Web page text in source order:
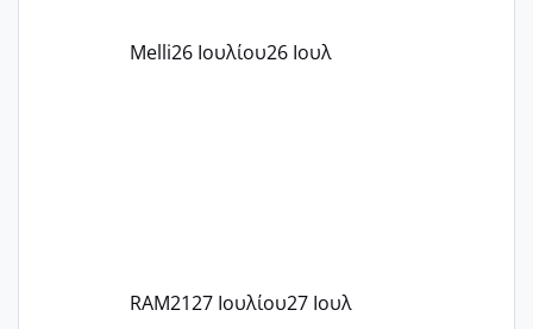
Εγώ πήγα σε έναν ιδιωτικό παιδικό στ
Melli26 Ιουλίου26 Ιουλ
RAM2127 Ιουλίου27 Ιουλ